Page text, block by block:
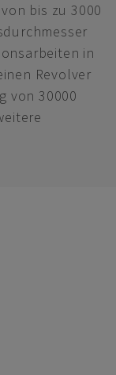
bis zu 3000
in
Revolver
von 30000